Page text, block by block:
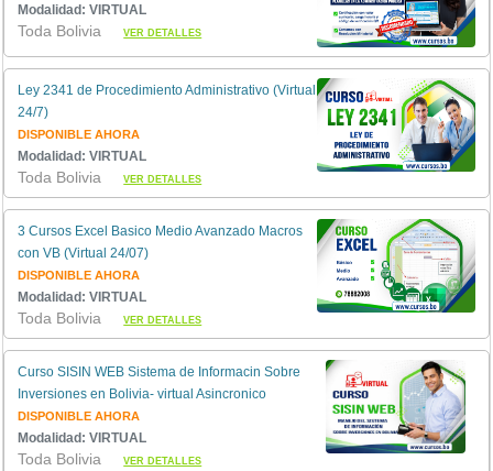
Modalidad: VIRTUAL
Toda BoliviaVER DETALLES
Ley 2341 de Procedimiento Administrativo (Virtual
24/7)
DISPONIBLE AHORA
Modalidad: VIRTUAL
Toda BoliviaVER DETALLES
3 Cursos Excel Basico Medio Avanzado Macros
con VB (Virtual 24/07)
DISPONIBLE AHORA
Modalidad: VIRTUAL
Toda BoliviaVER DETALLES
Curso SISIN WEB Sistema de Informacin Sobre
Inversiones en Bolivia- virtual Asincronico
DISPONIBLE AHORA
Modalidad: VIRTUAL
Toda BoliviaVER DETALLES